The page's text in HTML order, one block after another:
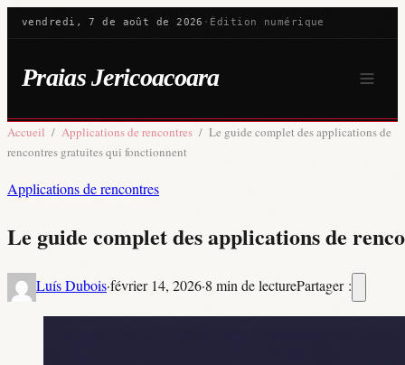
vendredi, 7 de août de 2026 · Édition numérique
Praias Jericoacoara
Accueil / Applications de rencontres / Le guide complet des applications de
rencontres gratuites qui fonctionnent
Applications de rencontres
Le guide complet des applications de
Luís Dubois·février 14, 2026·8 min de lecturePartager :